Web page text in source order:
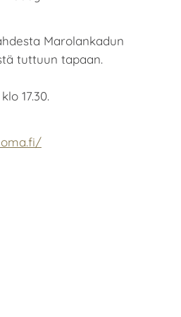
Marolankadun
tuttuun tapaan.
17.30.